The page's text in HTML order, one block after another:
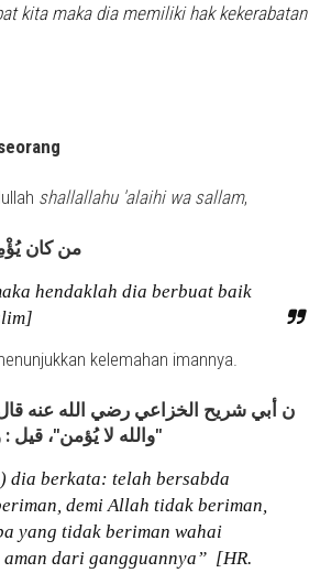
kita maka dia memiliki hak kekerabatan
shallallahu 'alaihi wa sallam,
من كان
hendaklah dia berbuat baik
kelemahan imannya.
ن أبي شريح الخزاعي رضي الله عنه قال
والله لا يُؤمن"، قيل : ومن يا رسول الله؟ قال : "الذي لا يَأْمَنُ جَارُهُ بَوائِقَه"
dia berkata: telah bersabda
demi Allah tidak beriman,
yang tidak beriman wahai
dari gangguannya” [HR.